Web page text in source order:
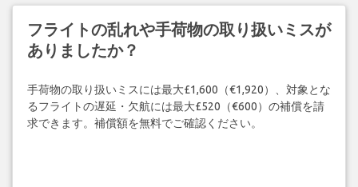
フライトの乱れや手荷物の取り扱いミスが
ありましたか？
手荷物の取り扱いミスには最大£1,600（€1,920）、対象とな
るフライトの遅延・欠航には最大£520（€600）の補償を請
求できます。補償額を無料でご確認ください。